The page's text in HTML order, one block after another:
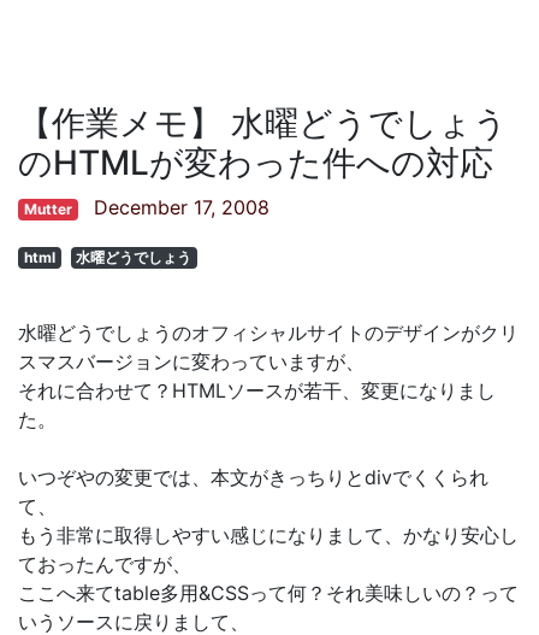
【作業メモ】 水曜どうでしょう
のHTMLが変わった件への対応
Mutter December 17, 2008
html 水曜どうでしょう
水曜どうでしょうのオフィシャルサイトのデザインがクリ
スマスバージョンに変わっていますが、
それに合わせて？HTMLソースが若干、変更になりまし
た。
いつぞやの変更では、本文がきっちりとdivでくくられ
て、
もう非常に取得しやすい感じになりまして、かなり安心し
ておったんですが、
ここへ来てtable多用&CSSって何？それ美味しいの？って
いうソースに戻りまして、